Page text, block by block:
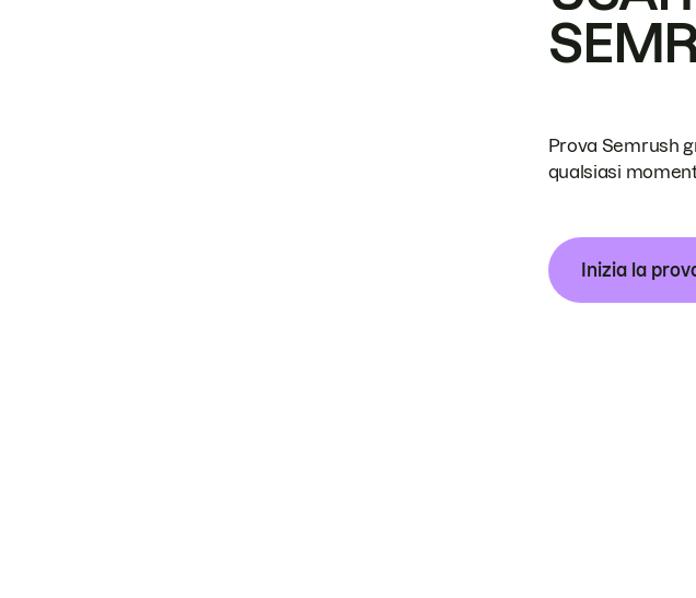
Prova Semrush
qualsiasi
Inizia la